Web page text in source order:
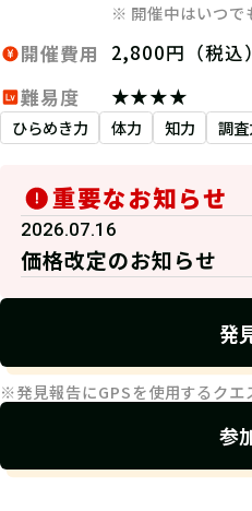
※ 開催中はいつで
開催費用
2,800円（税込
難易度
★★★★
ひらめき力 体力 知力 調査
重要なお知らせ
2026.07.16
価格改定のお知らせ
発
※発見報告にGPSを使用するクエ
参